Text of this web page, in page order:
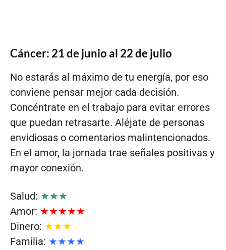
Cáncer: 21 de junio al 22 de julio
No estarás al máximo de tu energía, por eso
conviene pensar mejor cada decisión.
Concéntrate en el trabajo para evitar errores
que puedan retrasarte. Aléjate de personas
envidiosas o comentarios malintencionados.
En el amor, la jornada trae señales positivas y
mayor conexión.
Salud: ★★★
Amor: ★★★★★
Dinero: ★★★
Familia: ★★★★